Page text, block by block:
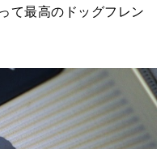
て最高のドッグフレン